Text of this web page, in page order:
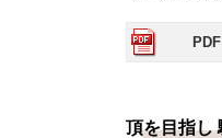
PDF
頂を目指し